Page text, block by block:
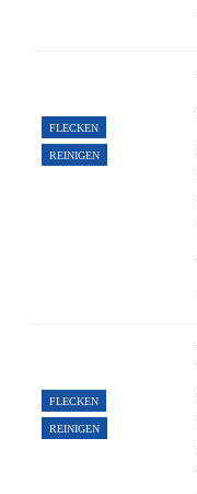
FLECKEN
REINIGEN
FLECKEN
REINIGEN